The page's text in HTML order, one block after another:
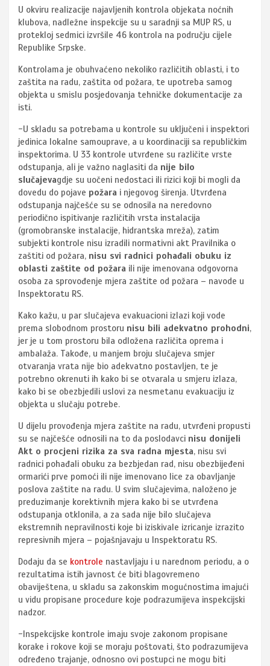
U okviru realizacije najavljenih kontrola objekata noćnih
klubova, nadležne inspekcije su u saradnji sa MUP RS, u
protekloj sedmici izvršile 46 kontrola na području cijele
Republike Srpske.
Kontrolama je obuhvaćeno nekoliko različitih oblasti, i to
zaštita na radu, zaštita od požara, te upotreba samog
objekta u smislu posjedovanja tehničke dokumentacije za
isti.
-U skladu sa potrebama u kontrole su uključeni i inspektori
jedinica lokalne samouprave, a u koordinaciji sa republičkim
inspektorima. U 33 kontrole utvrđene su različite vrste
odstupanja, ali je važno naglasiti da nije bilo
slučajevagdje su uočeni nedostaci ili rizici koji bi mogli da
dovedu do pojave požara i njegovog širenja. Utvrđena
odstupanja najčešće su se odnosila na neredovno
periodično ispitivanje različitih vrsta instalacija
(gromobranske instalacije, hidrantska mreža), zatim
subjekti kontrole nisu izradili normativni akt Pravilnika o
zaštiti od požara, nisu svi radnici pohađali obuku iz
oblasti zaštite od požara ili nije imenovana odgovorna
osoba za sprovođenje mjera zaštite od požara – navode u
Inspektoratu RS.
Kako kažu, u par slučajeva evakuacioni izlazi koji vode
prema slobodnom prostoru nisu bili adekvatno prohodni,
jer je u tom prostoru bila odložena različita oprema i
ambalaža. Takođe, u manjem broju slučajeva smjer
otvaranja vrata nije bio adekvatno postavljen, te je
potrebno okrenuti ih kako bi se otvarala u smjeru izlaza,
kako bi se obezbjedili uslovi za nesmetanu evakuaciju iz
objekta u slučaju potrebe.
U dijelu provođenja mjera zaštite na radu, utvrđeni propusti
su se najčešće odnosili na to da poslodavci nisu donijeli
Akt o procjeni rizika za sva radna mjesta, nisu svi
radnici pohađali obuku za bezbjedan rad, nisu obezbijeđeni
ormarići prve pomoći ili nije imenovano lice za obavljanje
poslova zaštite na radu. U svim slučajevima, naloženo je
preduzimanje korektivnih mjera kako bi se utvrđena
odstupanja otklonila, a za sada nije bilo slučajeva
ekstremnih nepravilnosti koje bi iziskivale izricanje izrazito
represivnih mjera – pojašnjavaju u Inspektoratu RS.
Dodaju da se kontrole nastavljaju i u narednom periodu, a o
rezultatima istih javnost će biti blagovremeno
obaviještena, u skladu sa zakonskim mogućnostima imajući
u vidu propisane procedure koje podrazumijeva inspekcijski
nadzor.
-Inspekcijske kontrole imaju svoje zakonom propisane
korake i rokove koji se moraju poštovati, što podrazumijeva
određeno trajanje, odnosno ovi postupci ne mogu biti